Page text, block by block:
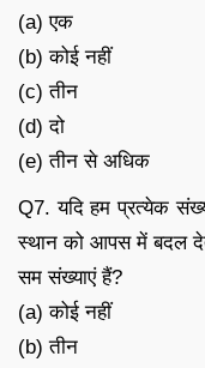
(a) एक
(b) कोई नहीं
(c) तीन
(d) दो
(e) तीन से अधिक
Q7. यदि हम प्रत्येक
स्थान को आपस में बदल
सम संख्याएं हैं?
(a) कोई नहीं
(b) तीन